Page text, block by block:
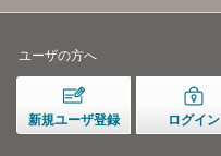
ユーザの方へ
新規ユーザ登録 ログイン